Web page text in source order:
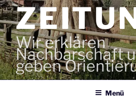
Wir erklären
Nachbarschaft
geben
Menü